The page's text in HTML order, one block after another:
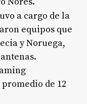
a cargo de la
equipos que
y Noruega,
de 12